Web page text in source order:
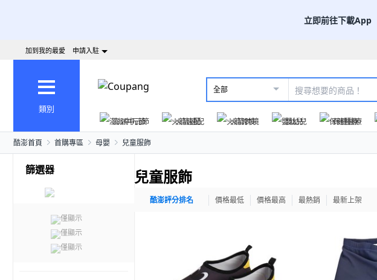
立即前往下載App
加到我的最愛 申請入駐
類別
全部
澎派中元節
火箭速配 火箭跨境 嬰幼兒 保健醫療
酷澎首頁 首購專區 母嬰 兒童服飾
篩選器
僅顯示
僅顯示
僅顯示
兒童服飾
酷澎評分排名 價格最低 價格最高 最熱銷 最新上架